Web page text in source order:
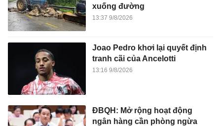
xuống đường
13:37 9/8/2026
Joao Pedro khơi lại quyết định
tranh cãi của Ancelotti
13:16 9/8/2026
ĐBQH: Mở rộng hoạt động
ngân hàng cần phòng ngừa